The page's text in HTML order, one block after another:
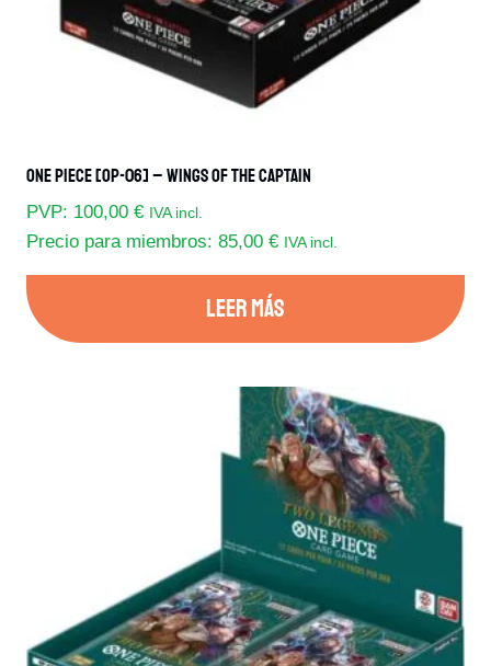
One Piece [OP-06] – Wings Of The Captain
PVP: 100,00 € IVA incl.
Precio para miembros: 85,00 € IVA incl.
LEER MÁS